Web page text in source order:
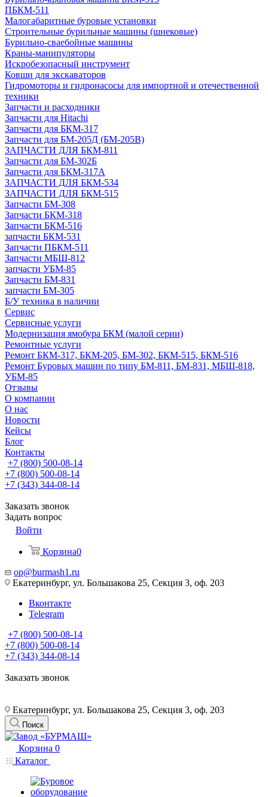
ПБКМ-511
Малогабаритные буровые установки
Строительные бурильные машины (шнековые)
Бурильно-сваебойные машины
Краны-манипуляторы
Искробезопасный инструмент
Ковши для экскаваторов
Гидромоторы и гидронасосы для импортной и отечественной
техники
Запчасти и расходники
Запчасти для Hitachi
Запчасти для БКМ-317
Запчасти для БМ-205Д (БМ-205В)
ЗАПЧАСТИ ДЛЯ БКМ-811
Запчасти для БМ-302Б
Запчасти для БКМ-317А
ЗАПЧАСТИ ДЛЯ БКМ-534
ЗАПЧАСТИ ДЛЯ БКМ-515
Запчасти БМ-308
Запчасти БКМ-318
Запчасти БКМ-516
запчасти БКМ-531
Запчасти ПБКМ-511
Запчасти МБШ-812
запчасти УБМ-85
Запчасти БМ-831
запчасти БМ-305
Б/У техника в наличии
Сервис
Сервисные услуги
Модернизация ямобура БКМ (малой серии)
Ремонтные услуги
Ремонт БКМ-317, БКМ-205, БМ-302, БКМ-515, БКМ-516
Ремонт Буровых машин по типу БМ-811, БМ-831, МБШ-818,
УБМ-85
Отзывы
О компании
О нас
Новости
Кейсы
Блог
Контакты
+7 (800) 500-08-14
+7 (800) 500-08-14
+7 (343) 344-08-14
Заказать звонок
Задать вопрос
Войти
Корзина0
op@burmash1.ru
Екатеринбург, ул. Большакова 25, Секция 3, оф. 203
Вконтакте
Telegram
+7 (800) 500-08-14
+7 (800) 500-08-14
+7 (343) 344-08-14
Заказать звонок
Екатеринбург, ул. Большакова 25, Секция 3, оф. 203
Поиск
Корзина 0
Каталог